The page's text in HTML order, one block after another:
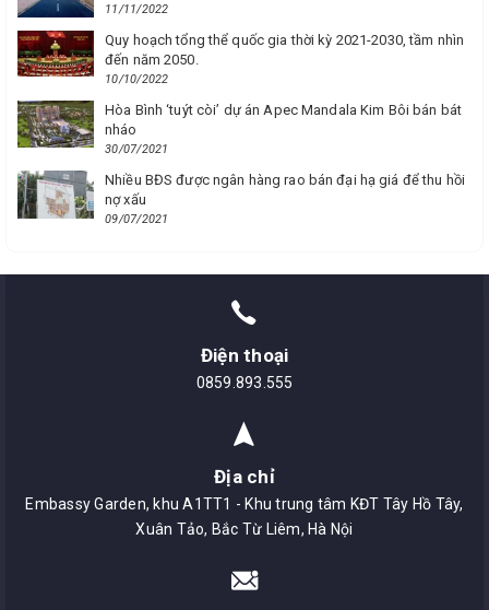
11/11/2022
Quy hoạch tổng thể quốc gia thời kỳ 2021-2030, tầm nhìn
đến năm 2050.
10/10/2022
Hòa Bình ‘tuýt còi’ dự án Apec Mandala Kim Bôi bán bát
nháo
30/07/2021
Nhiều BĐS được ngân hàng rao bán đại hạ giá để thu hồi
nợ xấu
09/07/2021
Điện thoại
0859.893.555
Địa chỉ
Embassy Garden, khu A1TT1 - Khu trung tâm KĐT Tây Hồ Tây,
Xuân Tảo, Bắc Từ Liêm, Hà Nội